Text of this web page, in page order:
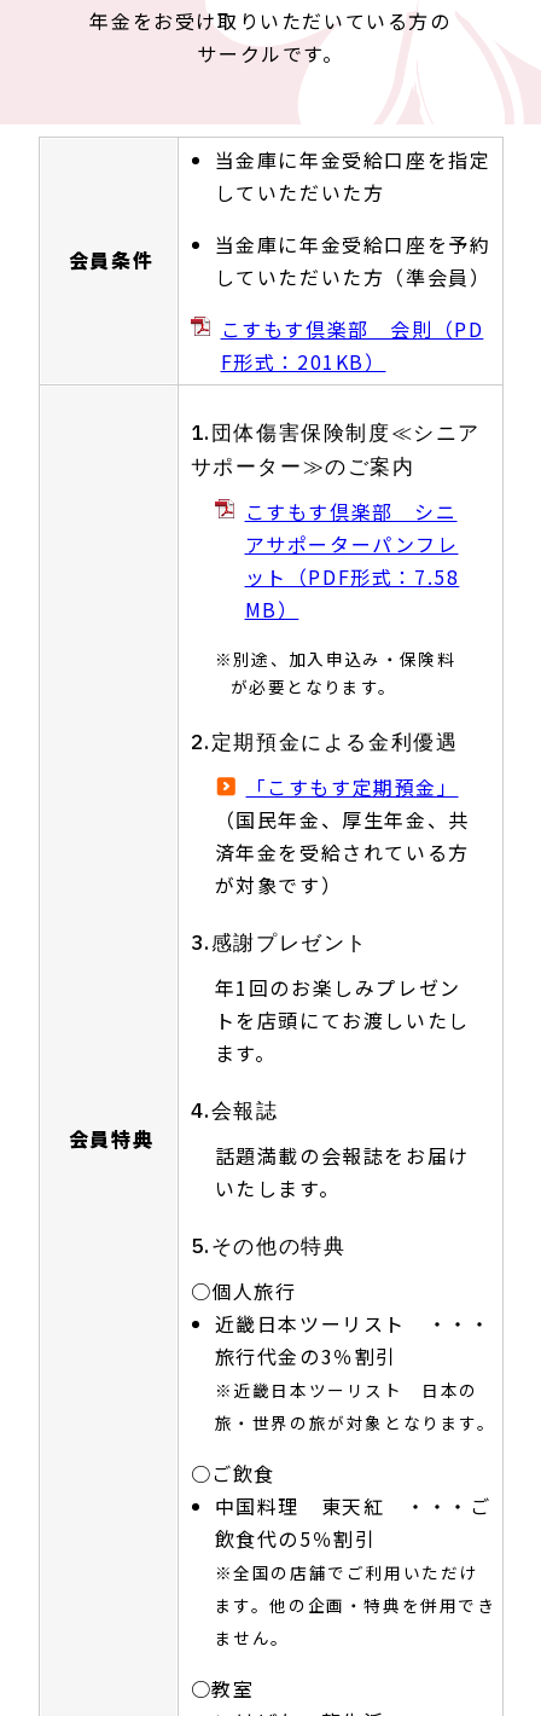
年金をお受け取りいただいている方の
サークルです。
会員条件
当金庫に年金受給口座を指定
していただいた方
当金庫に年金受給口座を予約
していただいた方（準会員）
こすもす倶楽部 会則（PD
F形式：201KB）
会員特典
1.団体傷害保険制度≪シニア
サポーター≫のご案内
こすもす倶楽部 シニ
アサポーターパンフレ
ット（PDF形式：7.58
MB）
※別途、加入申込み・保険料
が必要となります。
2.定期預金による金利優遇
「こすもす定期預金」
（国民年金、厚生年金、共
済年金を受給されている方
が対象です）
3.感謝プレゼント
年1回のお楽しみプレゼン
トを店頭にてお渡しいたし
ます。
4.会報誌
話題満載の会報誌をお届け
いたします。
5.その他の特典
○個人旅行
近畿日本ツーリスト ・・・
旅行代金の3％割引
※近畿日本ツーリスト 日本の
旅・世界の旅が対象となります。
○ご飲食
中国料理 東天紅 ・・・ご
飲食代の5％割引
※全国の店舗でご利用いただけ
ます。他の企画・特典を併用でき
ません。
○教室